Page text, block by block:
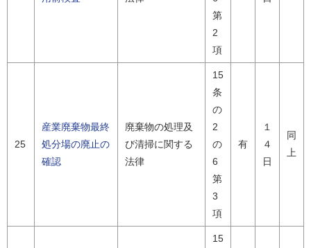
第
2
項
25
産業廃棄物最終
処分場の廃止の
確認
廃棄物の処理及
び清掃に関する
法律
15
条
の
2
の
6
第
3
項
有
１
４
日
同
上
15